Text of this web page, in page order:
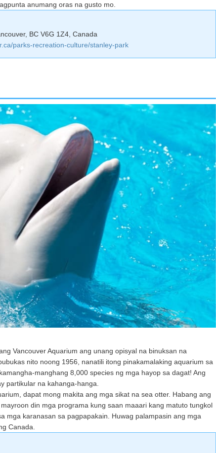
anumang oras na gusto mo.
BC V6G 1Z4, Canada
parks-recreation-culture/stanley-park
Vancouver Aquarium ang unang opisyal na binuksan na
nito noong 1956, nanatili itong pinakamalaking aquarium sa
manghang 8,000 species ng mga hayop sa dagat! Ang
partikular na kahanga-hanga.
dapat mong makita ang mga sikat na sea otter. Habang ang
din mga programa kung saan maaari kang matuto tungkol
mga karanasan sa pagpapakain. Huwag palampasin ang mga
Canada.